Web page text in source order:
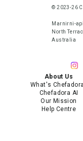
© 2023-26
Marnirni-
North
Australia
About Us
What's
Chefadora AI
Our Mission
Help Centre